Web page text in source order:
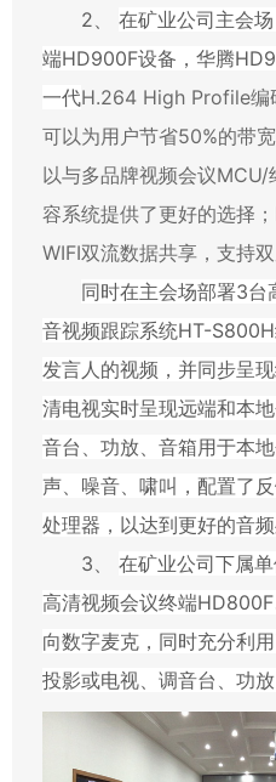
2、
在矿业公司主会
端HD900F设备，华腾
一代H.264 High Profile编
可以为用户节省50%的带宽
以与多品牌视频会议MCU/
容系统提供了更好的选择；
WIFI双流数据共享，支持
同时在主会场部署3台
音视频跟踪系统HT-S800H
发言人的视频，并同步呈
清电视实时呈现远端和本
音台、功放、音箱用于本
声、噪音、啸叫，配置了
处理器，以达到更好的音频
3、
在矿业公司下属
高清视频会议终端HD800F
向数字麦克，同时充分利
投影或电视、调音台、功放